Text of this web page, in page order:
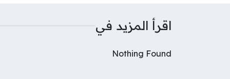
اقرأ المزيد في
Nothing Found